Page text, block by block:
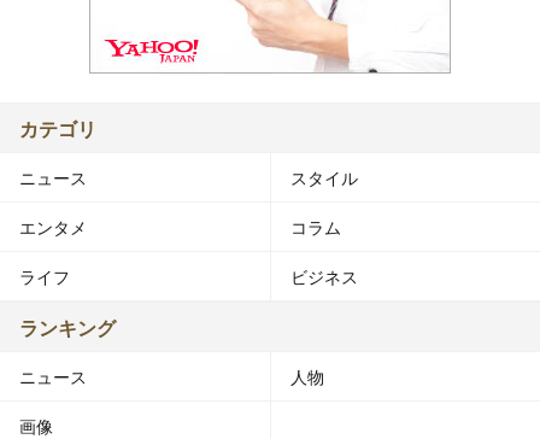
カテゴリ
ニュース スタイル
エンタメ コラム
ライフ ビジネス
ランキング
ニュース 人物
画像